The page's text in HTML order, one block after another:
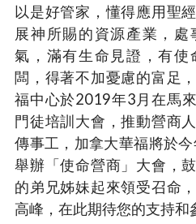
以是好管家，懂得應用聖
展神所賜的資源產業，處
氣，滿有生命見證，有
闆，得著不加憂慮的富足
福中心於2019年3月在馬
門徒培訓大會，推動營商
傳事工，加拿大華福將於
舉辦「使命營商」大會，
的弟兄姊妹起來領受召命
高峰，在此期待您的支持和